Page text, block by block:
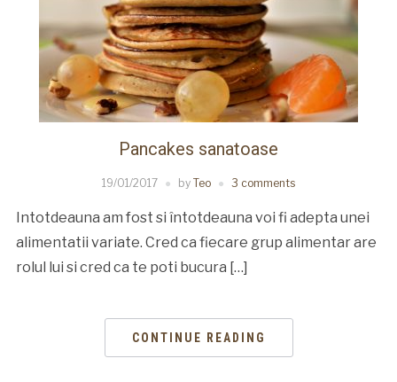
Pancakes sanatoase
19/01/2017 by Teo 3 comments
Intotdeauna am fost si întotdeauna voi fi adepta unei
alimentatii variate. Cred ca fiecare grup alimentar are
rolul lui si cred ca te poti bucura […]
CONTINUE READING